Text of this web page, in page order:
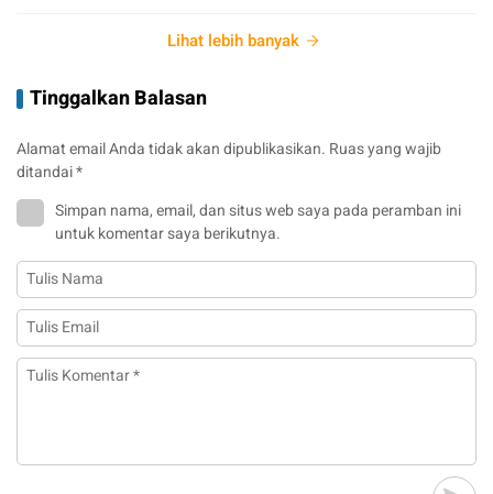
Lihat lebih banyak
Tinggalkan Balasan
Alamat email Anda tidak akan dipublikasikan. Ruas yang wajib
ditandai*
Simpan nama, email, dan situs web saya pada peramban ini
untuk komentar saya berikutnya.